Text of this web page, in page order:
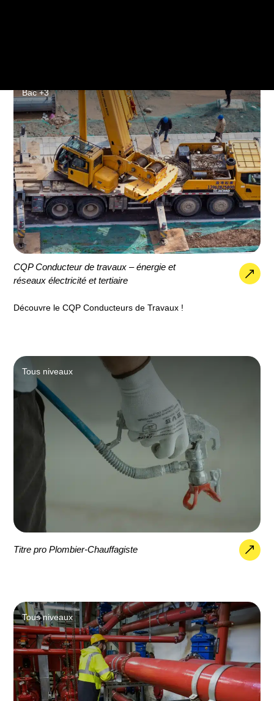
Bac +3
CQP Conducteur de travaux – énergie et
réseaux électricité et tertiaire
Découvre le CQP Conducteurs de Travaux !
Tous niveaux
Titre pro Plombier-Chauffagiste
Tous niveaux